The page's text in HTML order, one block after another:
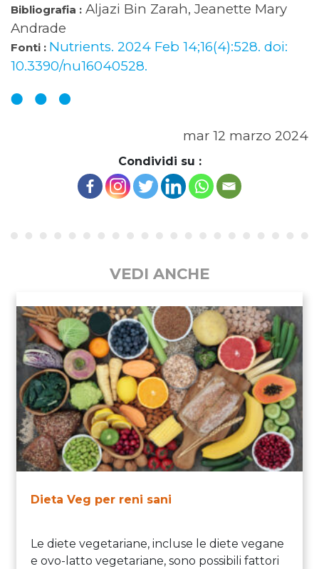
Bibliografia : Aljazi Bin Zarah, Jeanette Mary
Andrade
Fonti : Nutrients. 2024 Feb 14;16(4):528. doi:
10.3390/nu16040528.
mar 12 marzo 2024
Condividi su :
VEDI ANCHE
Dieta Veg per reni sani
Le diete vegetariane, incluse le diete vegane
e ovo-latto vegetariane, sono possibili fattori